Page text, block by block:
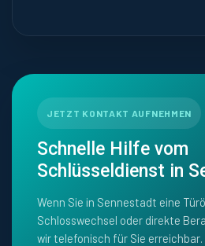
JETZT KONTAKT AUFNEHMEN
Schnelle Hilfe vom
Schlüsseldienst in
Wenn Sie in Sennestadt eine
Schlosswechsel oder direkte
wir telefonisch für Sie erreichbar.